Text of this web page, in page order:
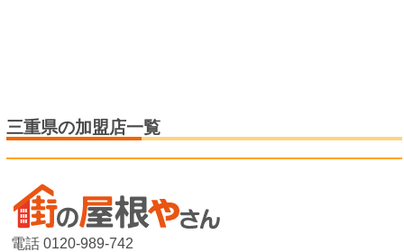
三重県の加盟店一覧
電話 0120-989-742